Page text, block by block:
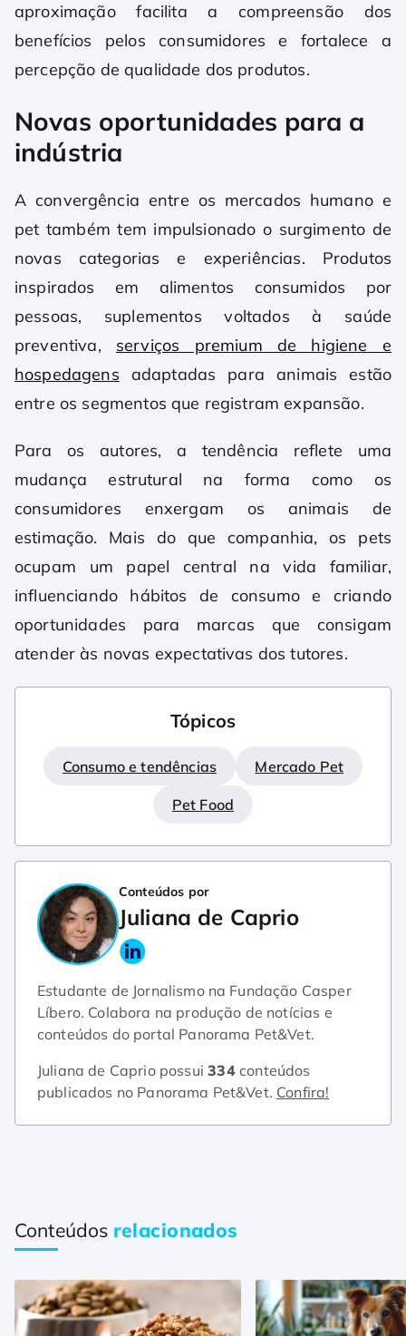
aproximação facilita a compreensão dos
benefícios pelos consumidores e fortalece a
percepção de qualidade dos produtos.
Novas oportunidades para a
indústria
A convergência entre os mercados humano e
pet também tem impulsionado o surgimento de
novas categorias e experiências. Produtos
inspirados em alimentos consumidos por
pessoas, suplementos voltados à saúde
preventiva, serviços premium de higiene e
hospedagens adaptadas para animais estão
entre os segmentos que registram expansão.
Para os autores, a tendência reflete uma
mudança estrutural na forma como os
consumidores enxergam os animais de
estimação. Mais do que companhia, os pets
ocupam um papel central na vida familiar,
influenciando hábitos de consumo e criando
oportunidades para marcas que consigam
atender às novas expectativas dos tutores.
Tópicos
Consumo e tendências Mercado Pet
Pet Food
Conteúdos por
Juliana de Caprio
Estudante de Jornalismo na Fundação Casper
Líbero. Colabora na produção de notícias e
conteúdos do portal Panorama Pet&Vet.
Juliana de Caprio possui 334conteúdos
publicados no Panorama Pet&Vet. Confira!
Conteúdos relacionados